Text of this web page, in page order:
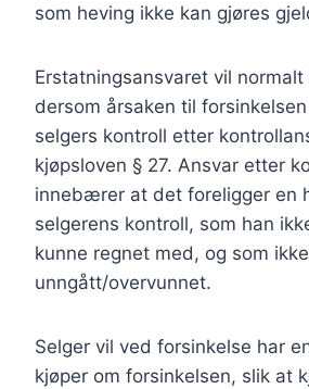
som heving ikke kan gjøres
Erstatningsansvaret vil normalt
dersom årsaken til
selgers kontroll etter
kjøpsloven § 27. Ansvar etter
innebærer at det foreligger en
selgerens kontroll, som han
kunne regnet med, og som
unngått/overvunnet.
Selger vil ved forsinkelse har
kjøper om forsinkelsen, slik at